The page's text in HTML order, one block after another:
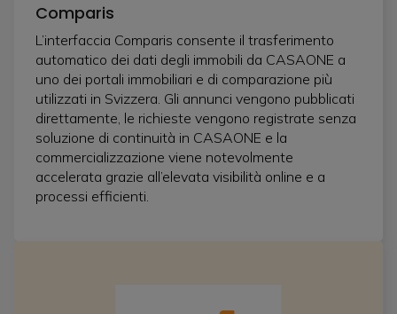
Comparis
L’interfaccia Comparis consente il trasferimento
automatico dei dati degli immobili da CASAONE a
uno dei portali immobiliari e di comparazione più
utilizzati in Svizzera. Gli annunci vengono pubblicati
direttamente, le richieste vengono registrate senza
soluzione di continuità in CASAONE e la
commercializzazione viene notevolmente
accelerata grazie all’elevata visibilità online e a
processi efficienti.